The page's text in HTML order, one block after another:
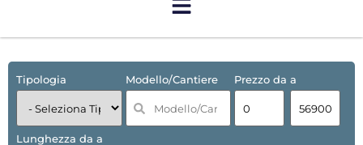
Tipologia Modello/Cantiere Prezzo da a
Lunghezza da a